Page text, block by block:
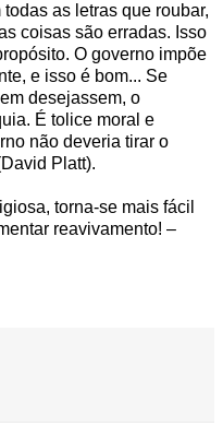
as letras que roubar,
coisas são erradas. Isso
O governo impõe
e isso é bom... Se
desejassem, o
É tolice moral e
não deveria tirar o
Platt).
torna-se mais fácil
reavivamento! –